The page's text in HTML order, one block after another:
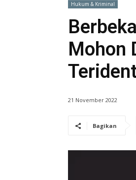
Hukum & Kriminal
Mohon
21 November 2022
Bagikan